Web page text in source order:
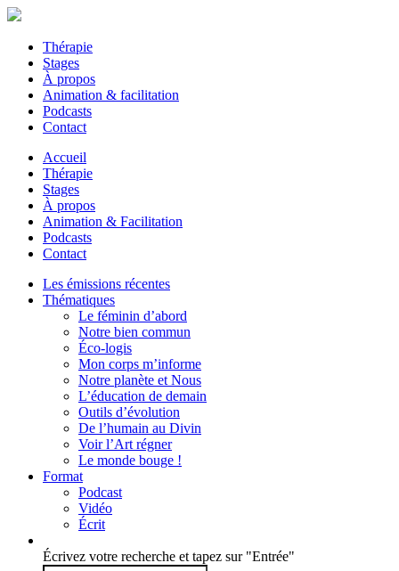
Thérapie
Stages
À propos
Animation & facilitation
Podcasts
Contact
Accueil
Thérapie
Stages
À propos
Animation & Facilitation
Podcasts
Contact
Les émissions récentes
Thématiques
Le féminin d’abord
Notre bien commun
Éco-logis
Mon corps m’informe
Notre planète et Nous
L’éducation de demain
Outils d’évolution
De l’humain au Divin
Voir l’Art régner
Le monde bouge !
Format
Podcast
Vidéo
Écrit
Écrivez votre recherche et tapez sur "Entrée"